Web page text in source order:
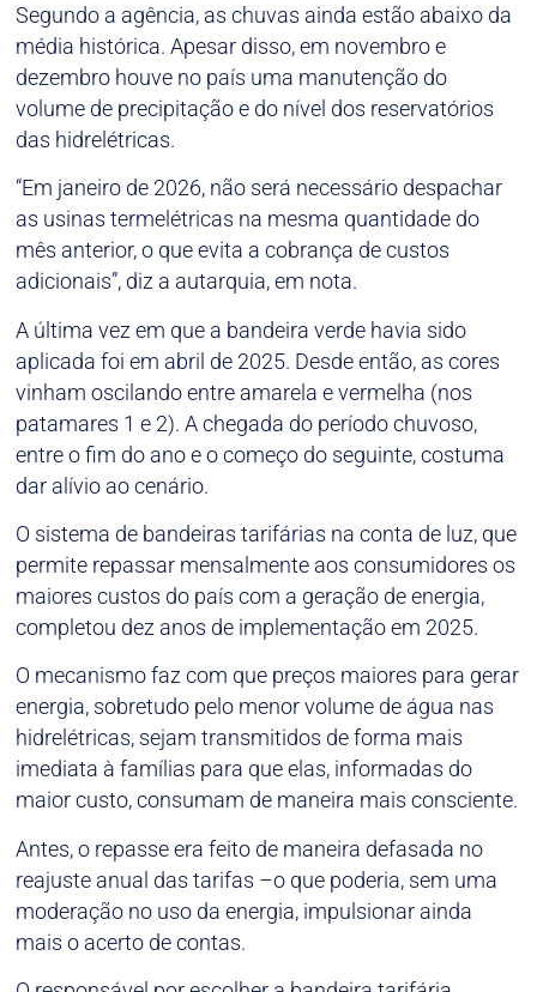
Segundo a agência, as chuvas ainda estão abaixo da
média histórica. Apesar disso, em novembro e
dezembro houve no país uma manutenção do
volume de precipitação e do nível dos reservatórios
das hidrelétricas.
“Em janeiro de 2026, não será necessário despachar
as usinas termelétricas na mesma quantidade do
mês anterior, o que evita a cobrança de custos
adicionais”, diz a autarquia, em nota.
A última vez em que a bandeira verde havia sido
aplicada foi em abril de 2025. Desde então, as cores
vinham oscilando entre amarela e vermelha (nos
patamares 1 e 2). A chegada do período chuvoso,
entre o fim do ano e o começo do seguinte, costuma
dar alívio ao cenário.
O sistema de bandeiras tarifárias na conta de luz, que
permite repassar mensalmente aos consumidores os
maiores custos do país com a geração de energia,
completou dez anos de implementação em 2025.
O mecanismo faz com que preços maiores para gerar
energia, sobretudo pelo menor volume de água nas
hidrelétricas, sejam transmitidos de forma mais
imediata à famílias para que elas, informadas do
maior custo, consumam de maneira mais consciente.
Antes, o repasse era feito de maneira defasada no
reajuste anual das tarifas –o que poderia, sem uma
moderação no uso da energia, impulsionar ainda
mais o acerto de contas.